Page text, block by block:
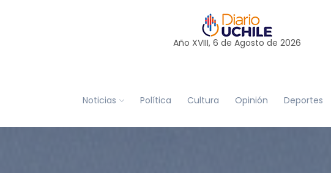
Año XVIII, 6 de Agosto de 2026
Noticias Política Cultura Opinión Deportes